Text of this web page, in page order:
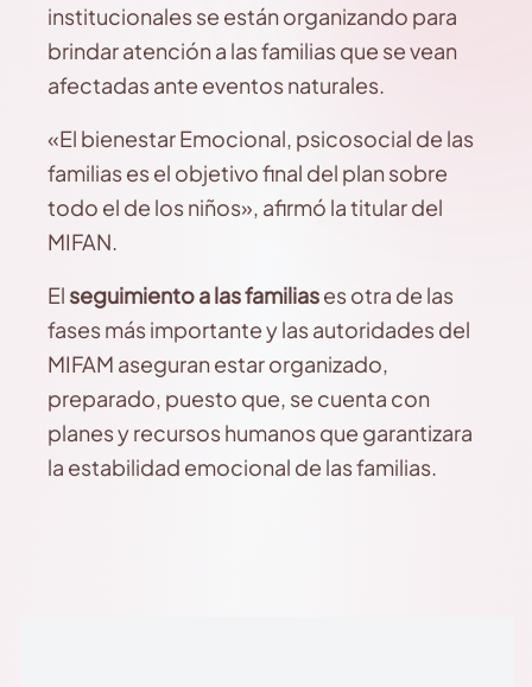
institucionales se están organizando para
brindar atención a las familias que se vean
afectadas ante eventos naturales.
«El bienestar Emocional, psicosocial de las
familias es el objetivo final del plan sobre
todo el de los niños», afirmó la titular del
MIFAN.
El seguimiento a las familiases otra de las
fases más importante y las autoridades del
MIFAM aseguran estar organizado,
preparado, puesto que, se cuenta con
planes y recursos humanos que garantizara
la estabilidad emocional de las familias.